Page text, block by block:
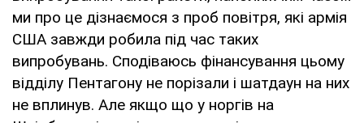
ми про це дізнаємося з проб повітря, які армія
США завжди робила під час таких
випробувань. Сподіваюсь фінансування цьому
відділу Пентагону не порізали і шатдаун на них
не вплинув. Але якщо що у норгів на